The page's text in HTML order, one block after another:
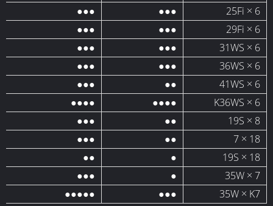
6 × 25Fi
●●●
●●●
6 × 29Fi
●●●
●●●
6 × 31WS
●●●
●●●
6 × 36WS
●●●
●●●
6 × 41WS
●●
●●●
6 × K36WS
●●●●
●●●●
8 × 19S
●●
●●●
18 × 7
●●
●●●
18 × 19S
●
●●
35W × 7
●
●●●
35W × K7
●●●
●●●●●